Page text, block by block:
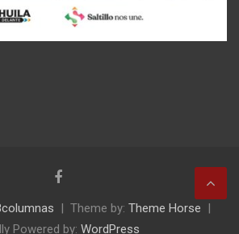
Theme by: Theme Horse
Powered by: WordPress